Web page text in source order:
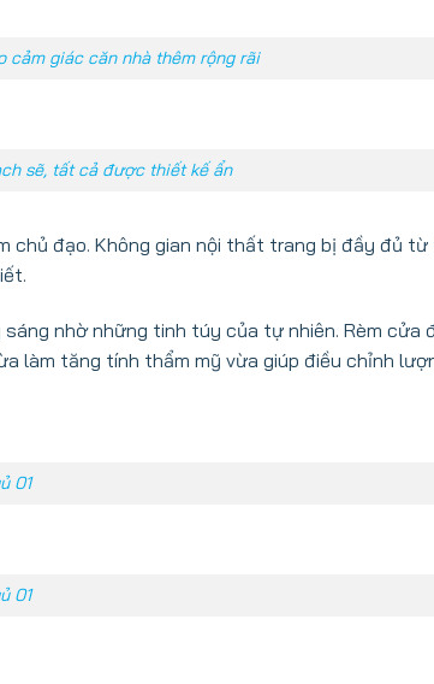
cảm giác căn nhà thêm rộng rãi
sẽ, tất cả được thiết kế ẩn
chủ đạo. Không gian nội thất trang bị đầy đủ từ
nhờ những tinh túy của tự nhiên. Rèm cửa
làm tăng tính thẩm mỹ vừa giúp điều chỉnh
01
01